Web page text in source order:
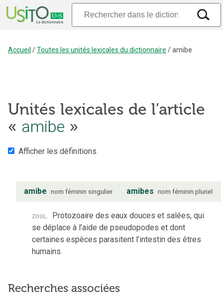
Accueil /Toutes les unités lexicales du dictionnaire /amibe
Unités lexicales de l’article
« amibe »
Afficher les définitions
amibe nom féminin singulier amibes nom féminin pluriel
zool. Protozoaire des eaux douces et salées, qui
se déplace à l’aide de pseudopodes et dont
certaines espèces parasitent l’intestin des êtres
humains.
Recherches associées